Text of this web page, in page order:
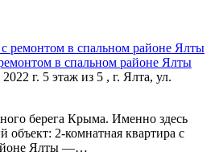
в спальном районе Ялты
г. 5 этаж из 5 , г. Ялта, ул.
берега Крыма. Именно здесь
объект: 2-комнатная квартира с
Ялты —…